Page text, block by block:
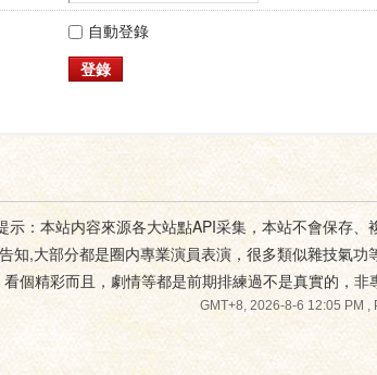
自動登錄
登錄
示：本站内容來源各大站點API采集，本站不會保存
知,大部分都是圈内專業演員表演，很多類似雜技氣
個精彩而且，劇情等都是前期排練過不是真實的，
GMT+8, 2026-8-6 12:05 PM,